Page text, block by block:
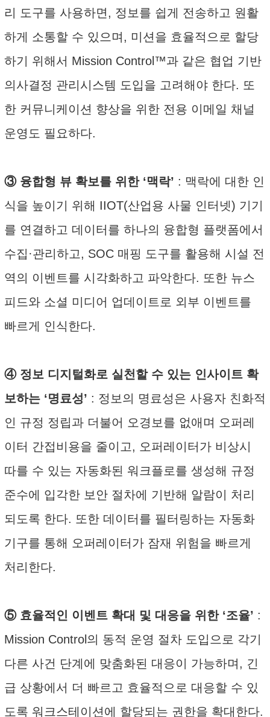
리 도구를 사용하면, 정보를 쉽게 전송하고 원활
하게 소통할 수 있으며, 미션을 효율적으로 할당
하기 위해서 Mission Control™과 같은 협업 기반
의사결정 관리시스템 도입을 고려해야 한다. 또
한 커뮤니케이션 향상을 위한 전용 이메일 채널
운영도 필요하다.
③ 융합형 뷰 확보를 위한 ‘맥락’ : 맥락에 대한 인
식을 높이기 위해 IIOT(산업용 사물 인터넷) 기기
를 연결하고 데이터를 하나의 융합형 플랫폼에서
수집·관리하고, SOC 매핑 도구를 활용해 시설 전
역의 이벤트를 시각화하고 파악한다. 또한 뉴스
피드와 소셜 미디어 업데이트로 외부 이벤트를
빠르게 인식한다.
④ 정보 디지털화로 실천할 수 있는 인사이트 확
보하는 ‘명료성’ : 정보의 명료성은 사용자 친화적
인 규정 정립과 더불어 오경보를 없애며 오퍼레
이터 간접비용을 줄이고, 오퍼레이터가 비상시
따를 수 있는 자동화된 워크플로를 생성해 규정
준수에 입각한 보안 절차에 기반해 알람이 처리
되도록 한다. 또한 데이터를 필터링하는 자동화
기구를 통해 오퍼레이터가 잠재 위험을 빠르게
처리한다.
⑤ 효율적인 이벤트 확대 및 대응을 위한 ‘조율’ :
Mission Control의 동적 운영 절차 도입으로 각기
다른 사건 단계에 맞춤화된 대응이 가능하며, 긴
급 상황에서 더 빠르고 효율적으로 대응할 수 있
도록 워크스테이션에 할당되는 권한을 확대한다.